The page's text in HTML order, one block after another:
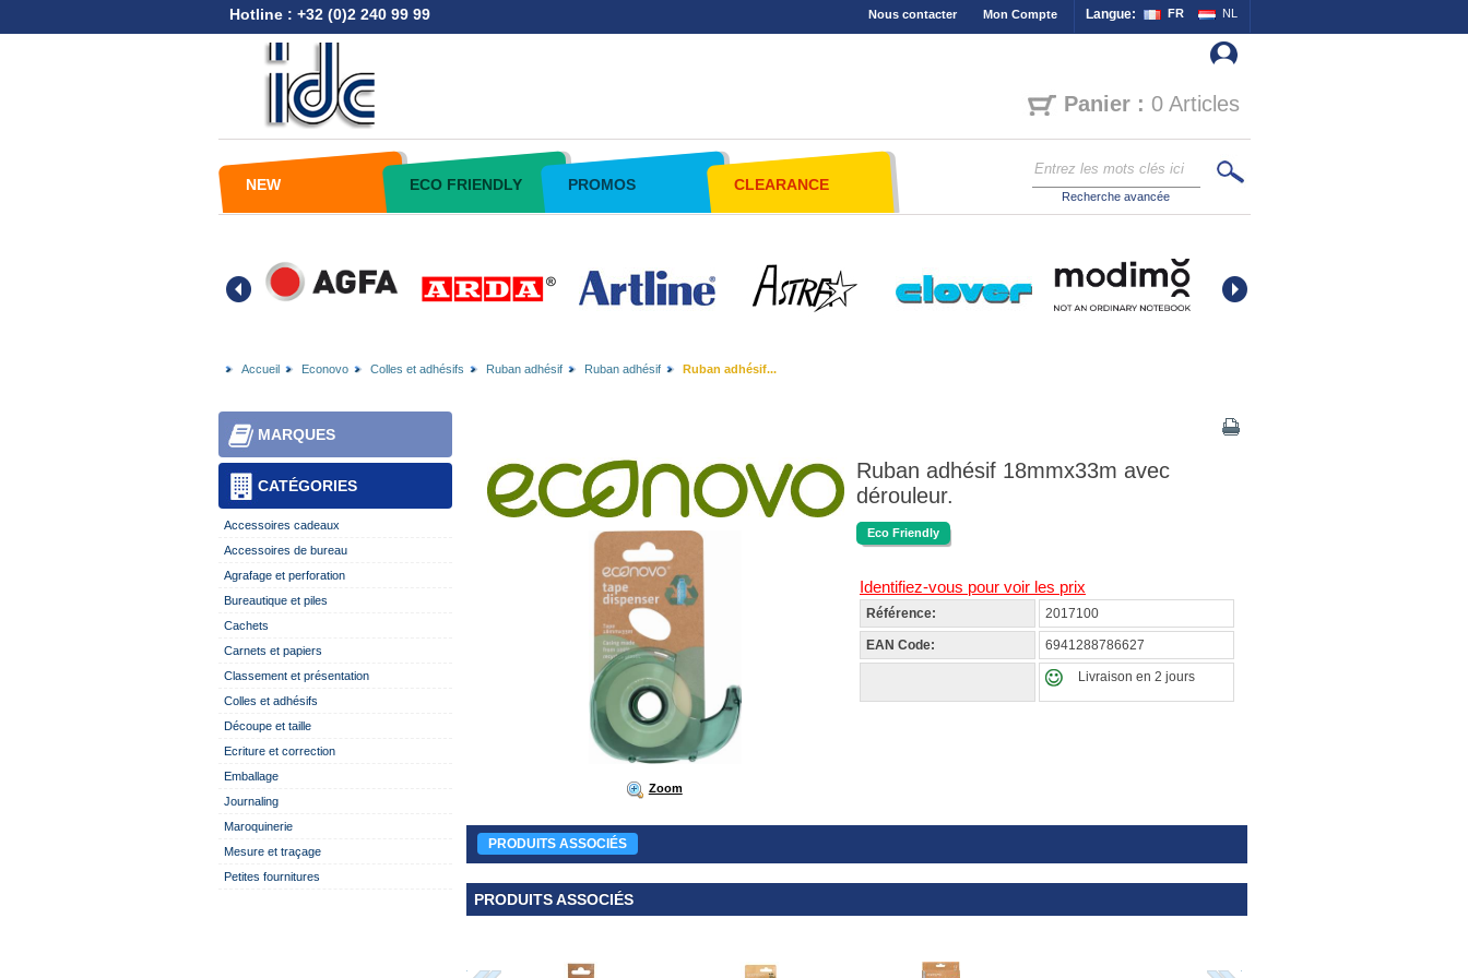
Hotline : +32 (0)2 240 99 99 Langue: FR NL
Nous contacter Mon Compte
Panier : 0 Articles
NEW ECO FRIENDLY PROMOS CLEARANCE
Recherche avancée
Accueil Econovo Colles et adhésifs Ruban adhésif Ruban adhésif Ruban adhésif...
CATÉGORIES
MARQUES
Accessoires cadeaux
Accessoires de bureau
Agrafage et perforation
Bureautique et piles
Cachets
Carnets et papiers
Classement et présentation
Colles et adhésifs
Découpe et taille
Ecriture et correction
Emballage
Journaling
Maroquinerie
Mesure et traçage
Petites fournitures
Zoom
Ruban adhésif 18mmx33m avec
dérouleur.
Eco Friendly
Identifiez-vous pour voir les prix
Référence: 2017100
EAN Code: 6941288786627
Livraison en 2 jours
PRODUITS ASSOCIÉS
PRODUITS ASSOCIÉS